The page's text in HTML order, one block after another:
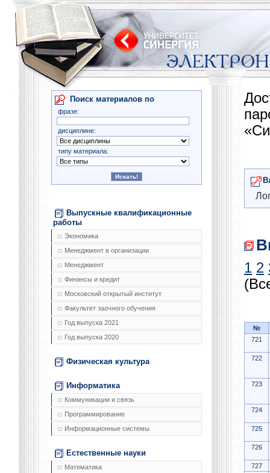
Поиск материалов по
фразе:
дисциплине:
типу материала:
Выпускные квалификационные
работы
Экономика
Менеджмент в организации
Менеджмент
Финансы и кредит
Московский открытый институт
Факультет заочного обучения
Год выпуска 2021
Год выпуска 2020
Физическая культура
Информатика
Коммуникации и связь
Программирование
Информационные системы
Естественные науки
Математика
1 2
№
721
722
723
724
725
726
727